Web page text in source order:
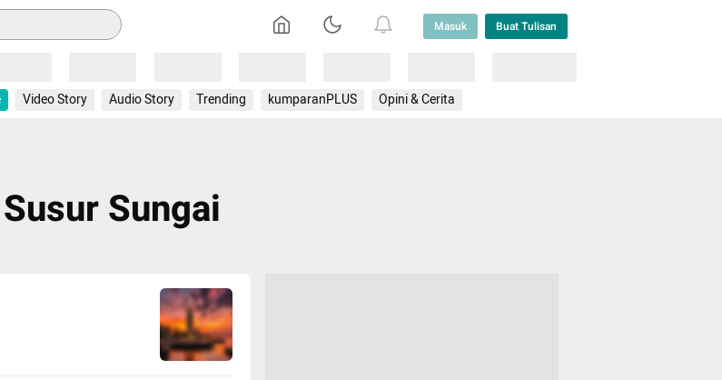
Masuk Buat Tulisan
Video Story Audio Story Trending kumparanPLUS Opini & Cerita
Susur Sungai